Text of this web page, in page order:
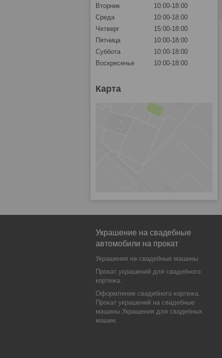
Вторник
10:00-18:00
Среда
10:00-18:00
Четверг
15:00-18:00
Пятница
10:00-18:00
Суббота
10:00-18:00
Воскресенье
10:00-18:00
Карта
Украшение на свадебные
автомобили на прокат
Украшения на свадебные машины
Прокат украшений для свадебного
кортежа.
Оформление свадебного кортежа.
Прокат украшений на свадебные
машины.Украшения для свадебных
машин.